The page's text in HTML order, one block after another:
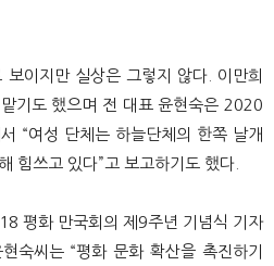
이지만 실상은 그렇지 않다. 이만희
기도 했으며 전 대표 윤현숙은 2020
“여성 단체는 하늘단체의 한쪽 날개
힘쓰고 있다”고 보고하기도 했다.
평화 만국회의 제9주년 기념식 기자
숙씨는 “평화 문화 확산을 촉진하기